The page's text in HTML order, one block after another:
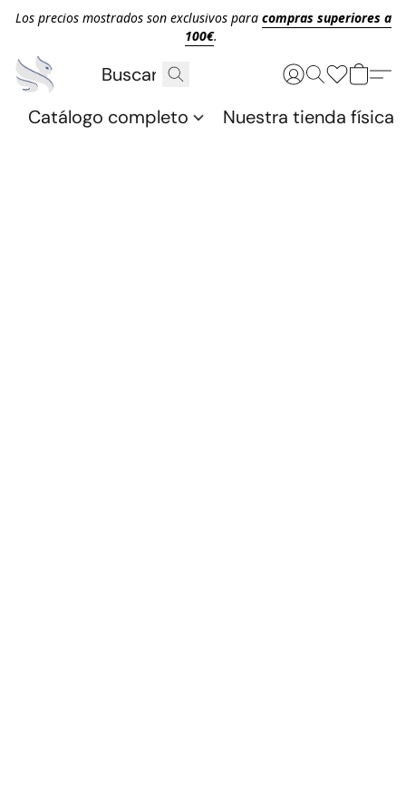
Los precios mostrados son exclusivos para compras superiores a
100€.
Catálogo completo Nuestra tienda física